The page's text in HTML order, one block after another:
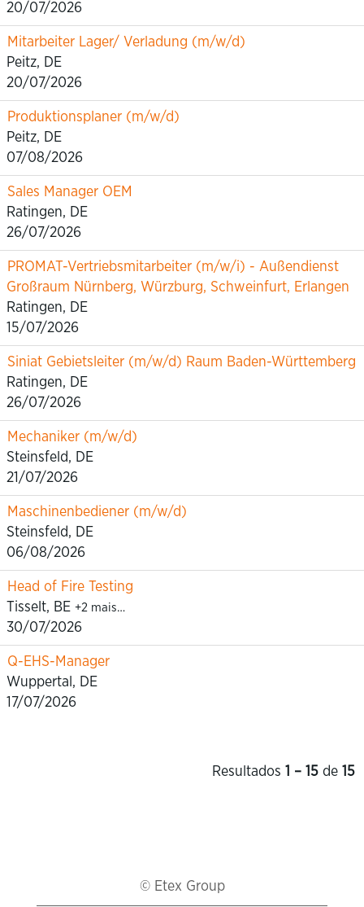
20/07/2026
Mitarbeiter Lager/ Verladung (m/w/d)
Peitz, DE
20/07/2026
Produktionsplaner (m/w/d)
Peitz, DE
07/08/2026
Sales Manager OEM
Ratingen, DE
26/07/2026
PROMAT-Vertriebsmitarbeiter (m/w/i) - Außendienst
Großraum Nürnberg, Würzburg, Schweinfurt, Erlangen
Ratingen, DE
15/07/2026
Siniat Gebietsleiter (m/w/d) Raum Baden-Württemberg
Ratingen, DE
26/07/2026
Mechaniker (m/w/d)
Steinsfeld, DE
21/07/2026
Maschinenbediener (m/w/d)
Steinsfeld, DE
06/08/2026
Head of Fire Testing
Tisselt, BE +2 mais…
30/07/2026
Q-EHS-Manager
Wuppertal, DE
17/07/2026
Resultados 1 – 15 de 15
© Etex Group